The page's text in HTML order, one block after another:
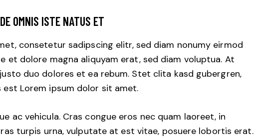
OMNIS ISTE NATUS ET
consetetur sadipscing elitr, sed diam nonumy eirmod
et dolore magna aliquyam erat, sed diam voluptua. At
duo dolores et ea rebum. Stet clita kasd gubergren,
Lorem ipsum dolor sit amet.
ac vehicula. Cras congue eros nec quam laoreet, in
turpis urna, vulputate at est vitae, posuere lobortis erat.